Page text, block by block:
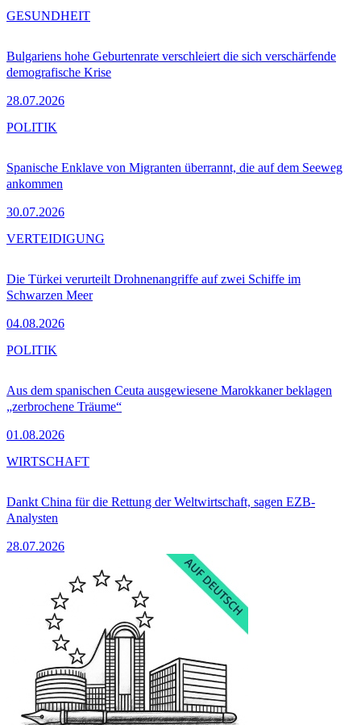
Bulgariens hohe Geburtenrate verschleiert die sich verschärfende
demografische Krise
28.07.2026
GESUNDHEIT
Spanische Enklave von Migranten überrannt, die auf dem Seeweg
ankommen
30.07.2026
POLITIK
Die Türkei verurteilt Drohnenangriffe auf zwei Schiffe im
Schwarzen Meer
04.08.2026
VERTEIDIGUNG
Aus dem spanischen Ceuta ausgewiesene Marokkaner beklagen
„zerbrochene Träume“
01.08.2026
POLITIK
Dankt China für die Rettung der Weltwirtschaft, sagen EZB-
Analysten
28.07.2026
WIRTSCHAFT